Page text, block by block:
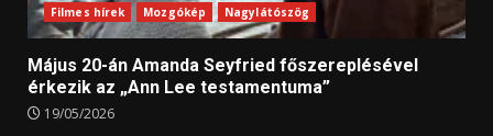
Filmes hírek Mozgókép Nagylátószög
Május 20-án Amanda Seyfried főszereplésével
érkezik az „Ann Lee testamentuma”
19/05/2026